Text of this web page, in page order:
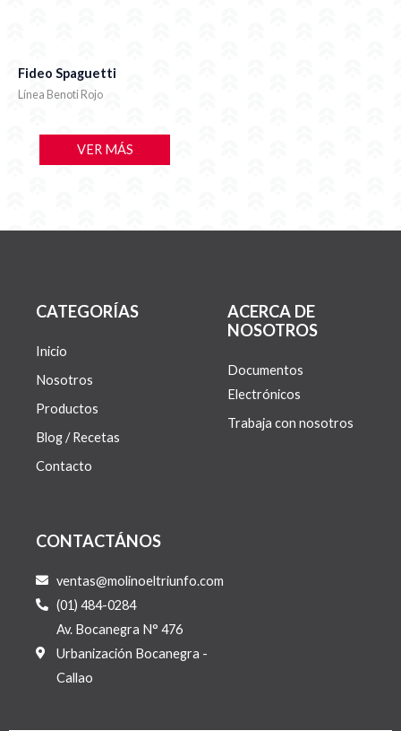
Fideo Spaguetti
Línea Benoti Rojo
VER MÁS
CATEGORÍAS
Inicio
Nosotros
Productos
Blog / Recetas
Contacto
ACERCA DE
NOSOTROS
Documentos
Electrónicos
Trabaja con nosotros
CONTACTÁNOS
ventas@molinoeltriunfo.com
(01) 484-0284
Av. Bocanegra N° 476
Urbanización Bocanegra -
Callao